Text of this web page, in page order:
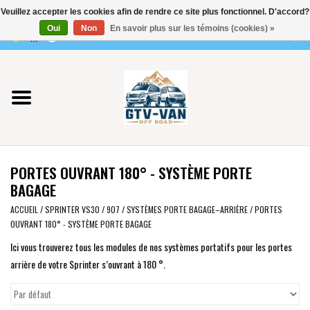
0 Articles - €0,00
Utilisez
les
flèches
haut
et
bas
pour
résultat
Appuyez
Entrée
pour
Vito / classe V - 447
Viano /Vito 639
VW T7 2025
VW T6
VW T5
VW CRAFTER / MAN TGE
PORTES OUVRANT 180° - SYSTÈME PORTE
BAGAGE
ACCUEIL /SPRINTER VS30 / 907 /SYSTÈMES PORTE BAGAGE–ARRIÈRE/PORTES
OUVRANT 180° - SYSTÈME PORTE BAGAGE
Ici vous trouverez tous les modules de nos systèmes portatifs pour les portes
arrière de votre Sprinter s’ouvrant à 180 °.
Veuillez accepter les cookies afin de rendre ce site plus fonctionnel. D'accord?
Oui
Non En savoir plus sur les témoins (cookies) »